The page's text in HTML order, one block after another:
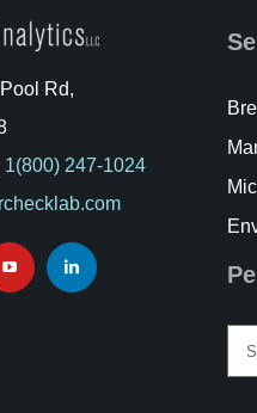
Rd,
1(800) 247-1024
for: